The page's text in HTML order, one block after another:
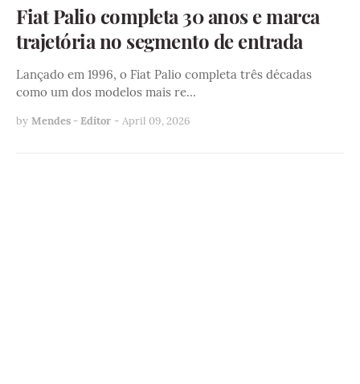
Fiat Palio completa 30 anos e marca
trajetória no segmento de entrada
Lançado em 1996, o Fiat Palio completa três décadas
como um dos modelos mais re…
by Mendes - Editor - April 09, 2026